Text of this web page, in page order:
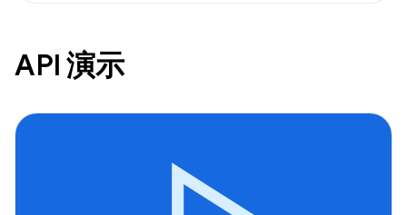
API 演示